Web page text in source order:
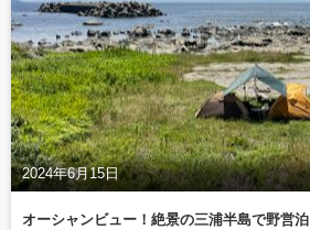
2024年6月15日
オーシャンビュー！絶景の三浦半島で野営泊